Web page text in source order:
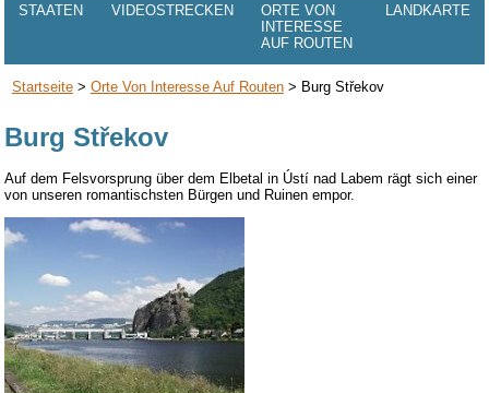
STAATEN VIDEOSTRECKEN
ORTE VON
INTERESSE
AUF ROUTEN
LANDKARTE
Startseite> Orte Von Interesse Auf Routen> Burg Střekov
Burg Střekov
Auf dem Felsvorsprung über dem Elbetal in Ústí nad Labem rägt sich einer
von unseren romantischsten Bürgen und Ruinen empor.